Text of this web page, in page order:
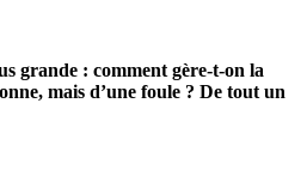
grande : comment gère-t-on la
mais d’une foule ? De tout un